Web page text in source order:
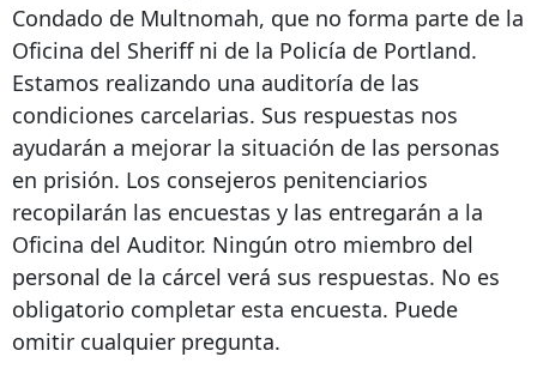
Condado de Multnomah, que no forma parte de la
Oficina del Sheriff ni de la Policía de Portland.
Estamos realizando una auditoría de las
condiciones carcelarias. Sus respuestas nos
ayudarán a mejorar la situación de las personas
en prisión. Los consejeros penitenciarios
recopilarán las encuestas y las entregarán a la
Oficina del Auditor. Ningún otro miembro del
personal de la cárcel verá sus respuestas. No es
obligatorio completar esta encuesta. Puede
omitir cualquier pregunta.